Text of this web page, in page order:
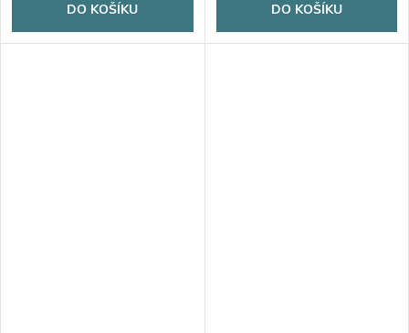
DO KOŠÍKU DO KOŠÍKU